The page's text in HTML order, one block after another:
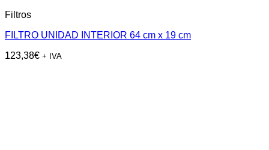
Filtros
FILTRO UNIDAD INTERIOR 64 cm x 19 cm
123,38€ + IVA